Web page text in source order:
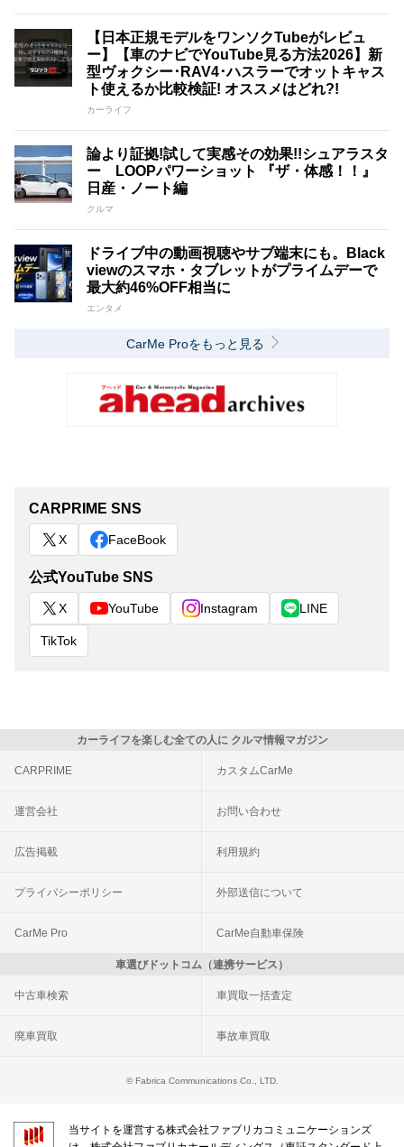
【日本正規モデルをワンソクTubeがレビュ
ー】【車のナビでYouTube見る方法2026】新
型ヴォクシー･RAV4･ハスラーでオットキャス
ト使えるか比較検証! オススメはどれ?!
カーライフ
論より証拠!試して実感その効果!!シュアラスタ
ー LOOPパワーショット 『ザ・体感！！』
日産・ノート編
クルマ
ドライブ中の動画視聴やサブ端末にも。Black
viewのスマホ・タブレットがプライムデーで
最大約46%OFF相当に
エンタメ
CarMe Proをもっと見る
CARPRIME SNS
X FaceBook
公式YouTube SNS
X YouTube Instagram LINE
TikTok
カーライフを楽しむ全ての人に クルマ情報マガジン
CARPRIME カスタムCarMe
運営会社 お問い合わせ
広告掲載 利用規約
プライバシーポリシー 外部送信について
CarMe Pro CarMe自動車保険
車選びドットコム（連携サービス）
中古車検索 車買取一括査定
廃車買取 事故車買取
© Fabrica Communications Co., LTD.
当サイトを運営する株式会社ファブリカコミュニケーションズ